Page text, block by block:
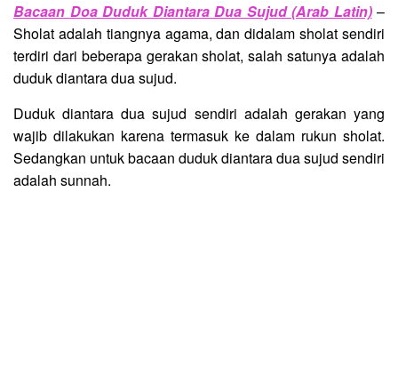
Bacaan Doa Duduk Diantara Dua Sujud (Arab Latin)–
Sholat adalah tiangnya agama, dan didalam sholat sendiri
terdiri dari beberapa gerakan sholat, salah satunya adalah
duduk diantara dua sujud.
Duduk diantara dua sujud sendiri adalah gerakan yang
wajib dilakukan karena termasuk ke dalam rukun sholat.
Sedangkan untuk bacaan duduk diantara dua sujud sendiri
adalah sunnah.